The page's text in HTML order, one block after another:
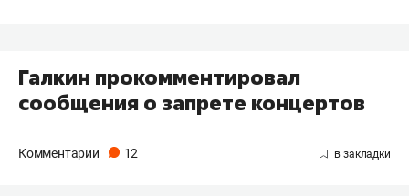
Галкин прокомментировал
сообщения о запрете концертов
Комментарии 12